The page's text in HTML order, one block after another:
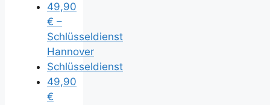
49,90
€ –
Schlüsseldienst
Hannover
Schlüsseldienst
49,90
€